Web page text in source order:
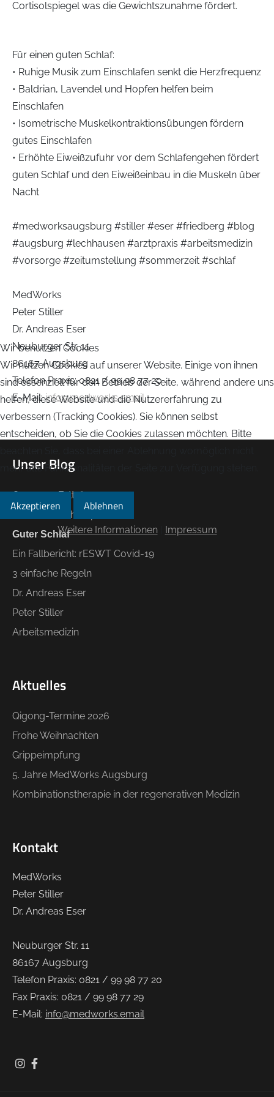
Cortisolspiegel was die Gewichtszunahme fördert.
Für einen guten Schlaf:
• Ruhige Musik zum Einschlafen senkt die Herzfrequenz
• Baldrian, Lavendel und Hopfen helfen beim
Einschlafen
• Isometrische Muskelkontraktionsübungen fördern
gutes Einschlafen
• Erhöhte Eiweißzufuhr vor dem Schlafengehen fördert
guten Schlaf und den Eiweißeinbau in die Muskeln über
Nacht
#medworksaugsburg #stiller #eser #friedberg #blog
#augsburg #lechhausen #arztpraxis #arbeitsmedizin
#vorsorge #zeitumstellung #sommerzeit #schlaf
MedWorks
Peter Stiller
Dr. Andreas Eser
Neuburger Str. 11
86167 Augsburg
Telefon Praxis: 0821 / 99 98 77 20
E-Mail:info@medworks.email
Unser Blog
Omega 3-Fettsäuren
Kälteschocktherapie
Guter Schlaf
Ein Fallbericht: rESWT Covid-19
3 einfache Regeln
Dr. Andreas Eser
Peter Stiller
Arbeitsmedizin
Aktuelles
Qigong-Termine 2026
Frohe Weihnachten
Grippeimpfung
5. Jahre MedWorks Augsburg
Kombinationstherapie in der regenerativen Medizin
Kontakt
MedWorks
Peter Stiller
Dr. Andreas Eser
Neuburger Str. 11
86167 Augsburg
Telefon Praxis: 0821 / 99 98 77 20
Fax Praxis: 0821 / 99 98 77 29
E-Mail: info@medworks.email
Wir benutzen Cookies
Wir nutzen Cookies auf unserer Website. Einige von ihnen
sind essenziell für den Betrieb der Seite, während andere uns
helfen, diese Website und die Nutzererfahrung zu
verbessern (Tracking Cookies). Sie können selbst
entscheiden, ob Sie die Cookies zulassen möchten. Bitte
mehr alle Funktionalitäten der Seite zur Verfügung stehen.
Akzeptieren Ablehnen
Weitere Informationen| Impressum
Cryolight - hyperbare CO2-
Medivid-Cryotherapie To-Go
Chirotherapie
Akupunktur/Akupressur
Individuelle Rückenbehandlungen
Ernährungsmedizin
Cellulite - kosmetische Behandlung mit
ESWT